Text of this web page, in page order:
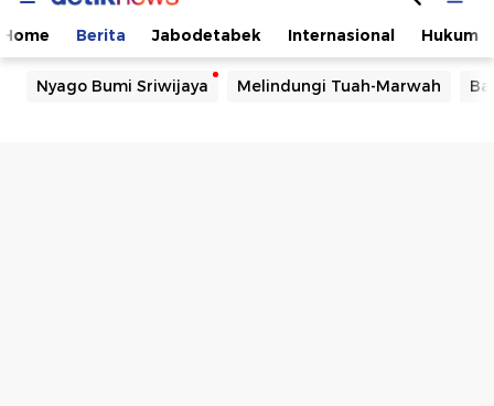
Home Berita Jabodetabek Internasional Hukum
Nyago Bumi Sriwijaya Melindungi Tuah-Marwah